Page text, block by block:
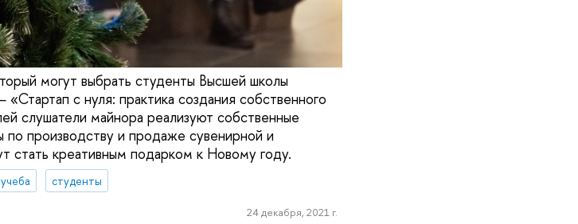
могут выбрать студенты Высшей школы
с нуля: практика создания собственного
слушатели майнора реализуют собственные
производству и продаже сувенирной и
стать креативным подарком к Новому году.
студенты
24 декабря, 2021 г.